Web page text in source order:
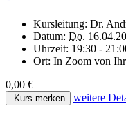
Kursleitung: Dr.
Datum: Do.
Uhrzeit: 19:30 -
Ort: In Zoom von
0,00 €
Kurs merken weitere